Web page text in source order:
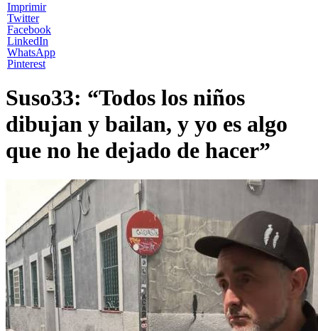
Imprimir
Twitter
Facebook
LinkedIn
WhatsApp
Pinterest
Suso33: “Todos los niños
dibujan y bailan, y yo es algo
que no he dejado de hacer”